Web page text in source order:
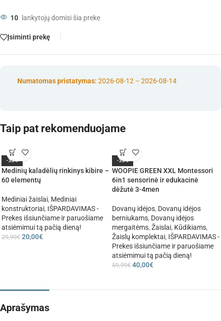
10 lankytojų domisi šia preke
Įsiminti prekę
Numatomas pristatymas: 2026-08-12 – 2026-08-14
Taip pat rekomenduojame
-33%
Medinių kaladėlių rinkinys kibire –
60 elementų
Mediniai žaislai, Mediniai
konstruktoriai, IŠPARDAVIMAS -
Prekes išsiunčiame ir paruošiame
atsiėmimui tą pačią dieną!
29,99€ 20,00€
-33%
WOOPIE GREEN XXL Montessori
6in1 sensorinė ir edukacinė
dėžutė 3-4men
Dovanų idėjos, Dovanų idėjos
berniukams, Dovanų idėjos
mergaitėms, Žaislai, Kūdikiams,
Žaislų komplektai, IŠPARDAVIMAS -
Prekes išsiunčiame ir paruošiame
atsiėmimui tą pačią dieną!
59,99€ 40,00€
Aprašymas